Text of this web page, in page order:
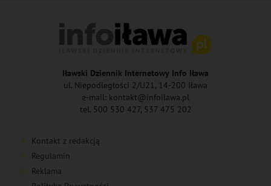
Iławski Dziennik Internetowy Info Iława
ul. Niepodległości 2/U21, 14-200 Iława
e-mail: kontakt@infoilawa.pl
tel. 500 530 427, 537 475 202
Kontakt z redakcją
Regulamin
Reklama